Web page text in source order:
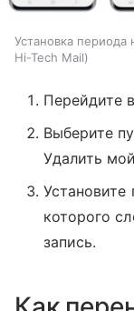
Установка периода
Hi-Tech Mail
Перейдите
Выберите
Удалить
Установите
которого
запись.